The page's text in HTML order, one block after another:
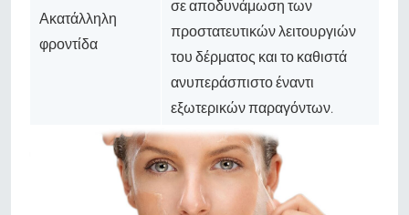
Ακατάλληλη
φροντίδα
σε αποδυνάμωση των
προστατευτικών λειτουργιών
του δέρματος και το καθιστά
ανυπεράσπιστο έναντι
εξωτερικών παραγόντων.